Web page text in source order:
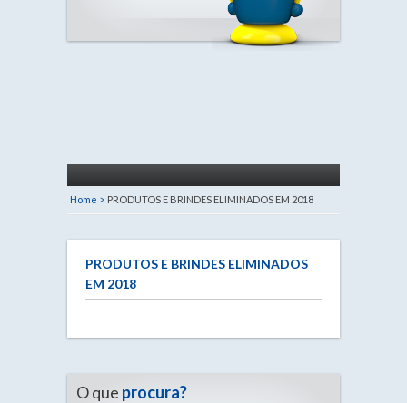
Home > PRODUTOS E BRINDES ELIMINADOS EM 2018
PRODUTOS E BRINDES ELIMINADOS
EM 2018
O que procura?